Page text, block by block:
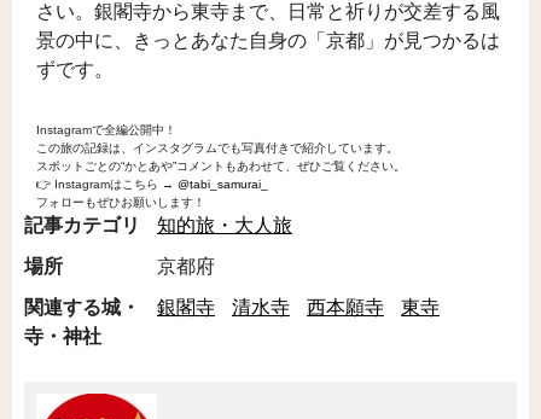
さい。銀閣寺から東寺まで、日常と祈りが交差する風
景の中に、きっとあなた自身の「京都」が見つかるは
ずです。
Instagramで全編公開中！
この旅の記録は、インスタグラムでも写真付きで紹介しています。
スポットごとの“かとあや”コメントもあわせて、ぜひご覧ください。
👉 Instagramはこちら → @tabi_samurai_
フォローもぜひお願いします！
記事カテゴリ
知的旅・大人旅
場所
京都府
関連する城・
寺・神社
銀閣寺 清水寺 西本願寺 東寺